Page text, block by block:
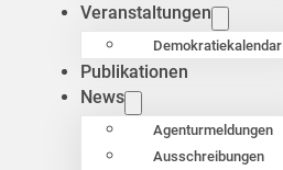
Veranstaltungen
Demokratiekalendar
Publikationen
News
Agenturmeldungen
Ausschreibungen